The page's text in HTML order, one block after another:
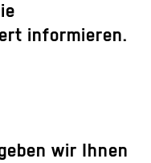
informieren.
wir Ihnen